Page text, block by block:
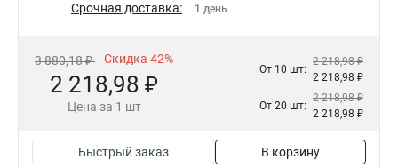
Срочная доставка: 1 день
3 880,18 ₽ Скидка 42%
2 218,98 ₽
Цена за 1 шт
От 10 шт:
2 218,98 ₽
2 218,98 ₽
От 20 шт:
2 218,98 ₽
2 218,98 ₽
Быстрый заказ В корзину